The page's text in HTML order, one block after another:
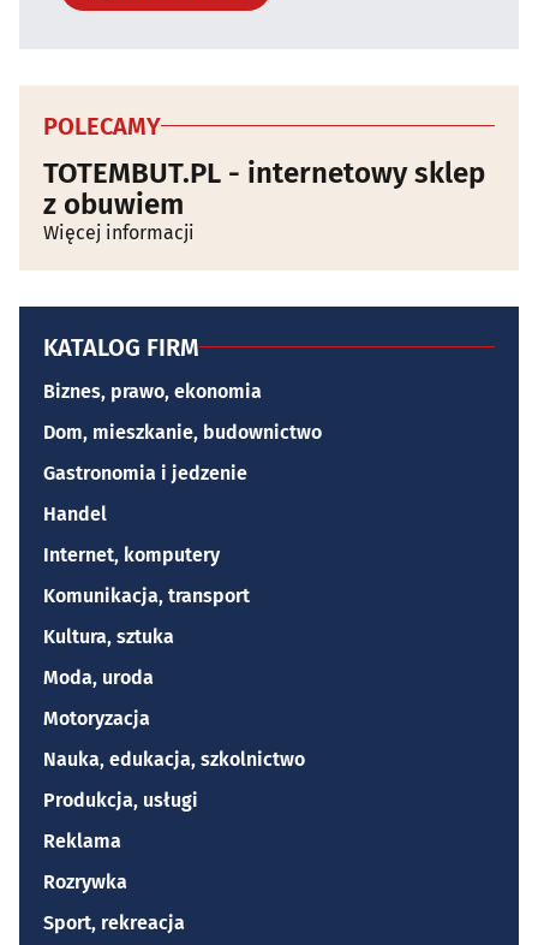
POLECAMY
TOTEMBUT.PL - internetowy sklep
z obuwiem
Więcej informacji
KATALOG FIRM
Biznes, prawo, ekonomia
Dom, mieszkanie, budownictwo
Gastronomia i jedzenie
Handel
Internet, komputery
Komunikacja, transport
Kultura, sztuka
Moda, uroda
Motoryzacja
Nauka, edukacja, szkolnictwo
Produkcja, usługi
Reklama
Rozrywka
Sport, rekreacja